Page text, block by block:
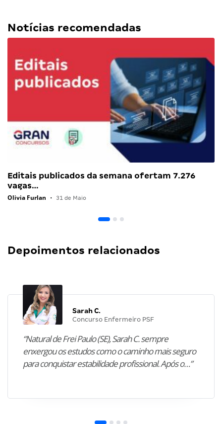
Notícias recomendadas
Editais publicados da semana ofertam 7.276
vagas…
Olivia Furlan • 31 de Maio
Depoimentos relacionados
Sarah C.
Concurso Enfermeiro PSF
“Natural de Frei Paulo (SE), Sarah C. sempre
enxergou os estudos como o caminho mais seguro
para conquistar estabilidade profissional. Após o…”